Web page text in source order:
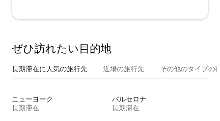
ぜひ訪⁠れ⁠た⁠い目⁠的⁠地
長期滞在に人気の旅行先 近場の旅行先 その他のタ⁠イ⁠プ⁠の
ニューヨーク
長期滞在
バルセロナ
長期滞在